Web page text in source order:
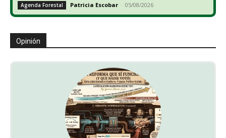
Agenda Forestal Patricia Escobar - 05/08/2026
Opinión